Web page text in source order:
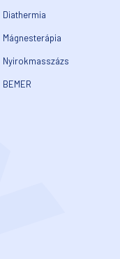
Diathermia
Mágnesterápia
Nyirokmasszázs
BEMER